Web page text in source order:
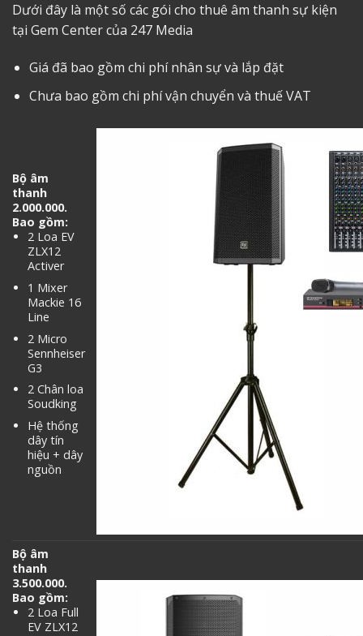
Dưới đây là một số các gói cho thuê âm thanh sự kiện
tại Gem Centercủa 247 Media
Giá đã bao gồm chi phí nhân sự và lắp đặt
Chưa bao gồm chi phí vận chuyển và thuế VAT
Bộ âm
thanh
2.000.000.
Bao gồm:
2 Loa EV
ZLX12
Activer
1 Mixer
Mackie 16
Line
2 Micro
Sennheiser
G3
2 Chân loa
Soudking
Hệ thống
dây tín
hiệu + dây
nguồn
Bộ âm
thanh
3.500.000.
Bao gồm:
2 Loa Full
EV ZLX12